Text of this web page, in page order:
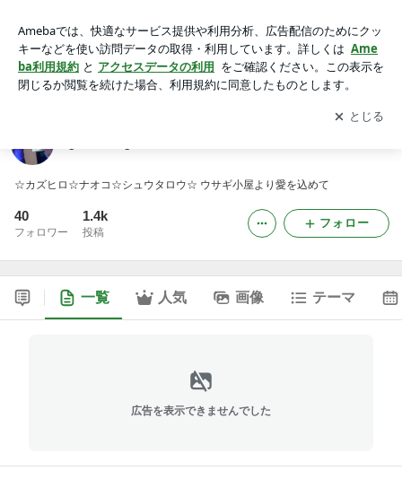
アプリをダウンロードして ブログの更新通知
を受け取りまし
ょう。
開く
☆カズヒロ☆ナオコ☆シュウタロウ☆ ウサギ小屋より愛を込めて
40
フォロワー
1.4k
投稿
フォロー
一覧 人気 画像 テーマ
広告を表示できませんでした